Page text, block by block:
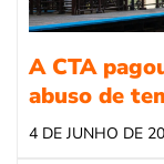
A CTA
abuso de
4 DE JUNHO DE